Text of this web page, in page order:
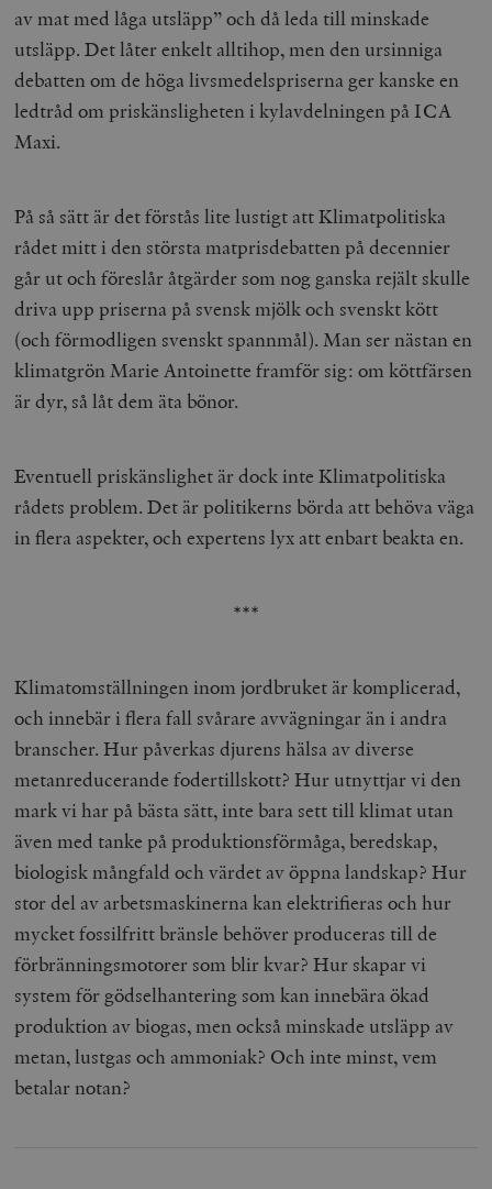
av mat med låga utsläpp” och då leda till minskade
utsläpp. Det låter enkelt alltihop, men den ursinniga
debatten om de höga livsmedelspriserna ger kanske en
ledtråd om priskänsligheten i kylavdelningen på ICA
Maxi.
På så sätt är det förstås lite lustigt att Klimatpolitiska
rådet mitt i den största matprisdebatten på decennier
går ut och föreslår åtgärder som nog ganska rejält skulle
driva upp priserna på svensk mjölk och svenskt kött
(och förmodligen svenskt spannmål). Man ser nästan en
klimatgrön Marie Antoinette framför sig: om köttfärsen
är dyr, så låt dem äta bönor.
Eventuell priskänslighet är dock inte Klimatpolitiska
rådets problem. Det är politikerns börda att behöva väga
in flera aspekter, och expertens lyx att enbart beakta en.
***
Klimatomställningen inom jordbruket är komplicerad,
och innebär i flera fall svårare avvägningar än i andra
branscher. Hur påverkas djurens hälsa av diverse
metanreducerande fodertillskott? Hur utnyttjar vi den
mark vi har på bästa sätt, inte bara sett till klimat utan
även med tanke på produktionsförmåga, beredskap,
biologisk mångfald och värdet av öppna landskap? Hur
stor del av arbetsmaskinerna kan elektrifieras och hur
mycket fossilfritt bränsle behöver produceras till de
förbränningsmotorer som blir kvar? Hur skapar vi
system för gödselhantering som kan innebära ökad
produktion av biogas, men också minskade utsläpp av
metan, lustgas och ammoniak? Och inte minst, vem
betalar notan?